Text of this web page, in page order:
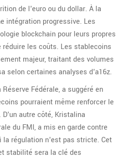
de l'euro ou du dollar. À la
intégration progressive. Les
blockchain pour leurs propres
les coûts. Les stablecoins
majeur, traitant des volumes
selon certaines analyses d'a16z.
Fédérale, a suggéré en
pourraient même renforcer le
autre côté, Kristalina
du FMI, a mis en garde contre
régulation n'est pas stricte. Cet
stabilité sera la clé des